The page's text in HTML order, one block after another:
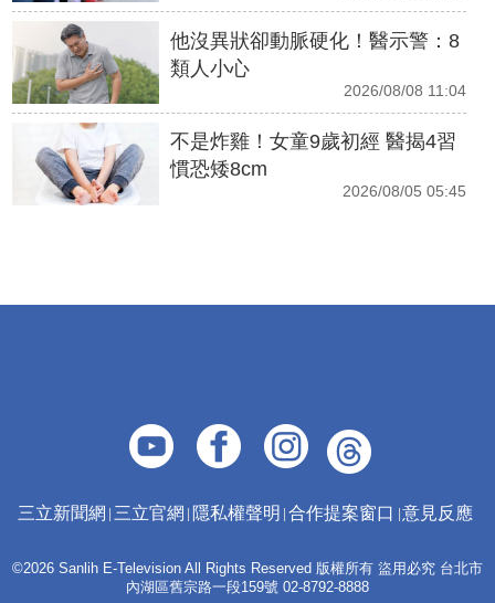
他沒異狀卻動脈硬化！醫示警：8
類人小心
2026/08/08 11:04
不是炸雞！女童9歲初經 醫揭4習
慣恐矮8cm
2026/08/05 05:45
三立新聞網 三立官網 隱私權聲明 合作提案窗口 意見反應
©2026 Sanlih E-Television All Rights Reserved 版權所有 盜用必究 台北市
內湖區舊宗路一段159號 02-8792-8888